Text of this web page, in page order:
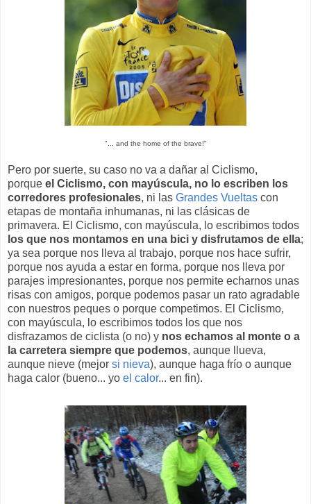
"... and the home of the brave!"
Pero por suerte, su caso no va a dañar al Ciclismo,
porque el Ciclismo, con mayúscula, no lo escriben los
corredores profesionales, ni las Grandes Vueltas con
etapas de montaña inhumanas, ni las clásicas de
primavera. El Ciclismo, con mayúscula, lo escribimos todos
los que nos montamos en una bici y disfrutamos de ella;
ya sea porque nos lleva al trabajo, porque nos hace sufrir,
porque nos ayuda a estar en forma, porque nos lleva por
parajes impresionantes, porque nos permite echarnos unas
risas con amigos, porque podemos pasar un rato agradable
con nuestros peques o porque competimos. El Ciclismo,
con mayúscula, lo escribimos todos los que nos
disfrazamos de ciclista (o no) y nos echamos al monte o a
la carretera siempre que podemos, aunque llueva,
aunque nieve (mejor si nieva), aunque haga frío o aunque
haga calor (bueno... yo el calor... en fin).